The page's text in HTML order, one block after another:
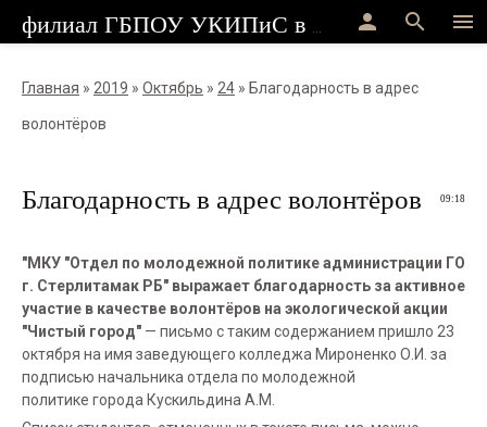
menu
search
person
Главная » 2019 » Октябрь » 24 » Благодарность в адрес
волонтёров
09:18
Благодарность в адрес волонтёров
"МКУ "Отдел по молодежной политике администрации ГО
г. Стерлитамак РБ" выражает благодарность за активное
участие в качестве волонтёров на экологической акции
"Чистый город" — письмо с таким содержанием пришло 23
октября на имя заведующего колледжа Мироненко О.И. за
подписью начальника отдела по молодежной
политике города Кускильдина А.М.